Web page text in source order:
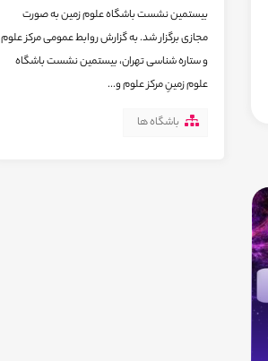
بیستمین نشست باشگاه علوم زمین به صورت
مجازی برگزار شد. به گزارش روابط عمومی مرکز علوم
و ستاره شناسی تهران، بیستمین نشست باشگاه
علوم زمینِ مرکز علوم و...
باشگاه ها